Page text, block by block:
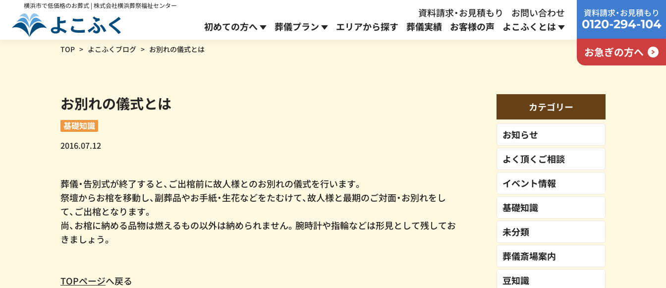
横浜市で低価格のお葬式 | 株式会社横浜葬祭福祉センター
資料請求・お見積もり
お問い合わせ
初めての方へ
葬儀プラン
通常 168,300
118,300
437,800
387,800円～
※すべて税込価格です。
オプションメニュー
エリアから探す 葬儀実績 お客様の声 よこふくとは
資料請求・お見積もり
0120-294-104
お急ぎの方へ
TOP よこふくブログ お別れの儀式とは
お別れの儀式とは
基礎知識
2016.07.12
葬儀・告別式が終了すると、ご出棺前に故人様とのお別れの儀式を行います。
祭壇からお棺を移動し、副葬品やお手紙・生花などをたむけて、故人様と最期のご対面・お別れをし
て、ご出棺となります。
尚、お棺に納める品物は燃えるもの以外は納められません。腕時計や指輪などは形見として残してお
きましょう。
TOPページへ戻る
カテゴリー
お知らせ
よく頂くご相談
イベント情報
基礎知識
未分類
葬儀斎場案内
豆知識